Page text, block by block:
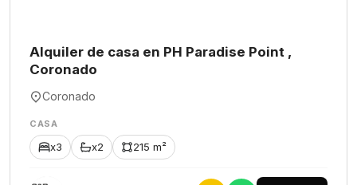
Alquiler de casa en PH Paradise Point ,
Coronado
Coronado
CASA
x3 x2 215 m²